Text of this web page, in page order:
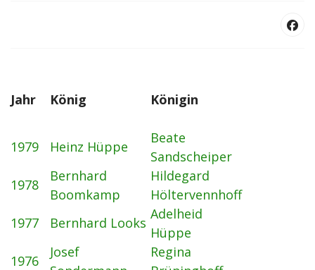
Jahr König Königin
1979 Heinz Hüppe
Beate
Sandscheiper
1978
Bernhard
Boomkamp
Hildegard
Höltervennhoff
1977
Bernhard Looks
Adelheid
Hüppe
1976
Josef
Regina